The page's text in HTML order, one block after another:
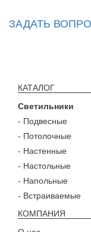
ЗАДАТЬ
КАТАЛОГ
Светильники
- Подвесные
- Потолочные
- Настенные
- Настольные
- Напольные
- Встраиваемые
КОМПАНИЯ